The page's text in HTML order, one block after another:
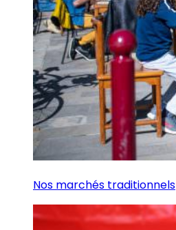
Nos marchés traditionnels